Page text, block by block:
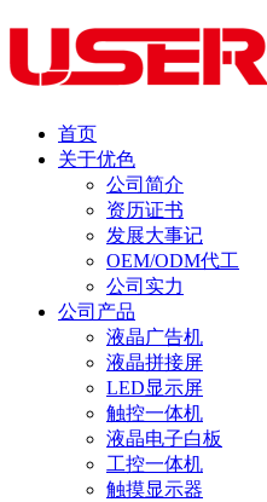
首页
关于优色
公司简介
资历证书
发展大事记
OEM/ODM代工
公司实力
公司产品
液晶广告机
液晶拼接屏
LED显示屏
触控一体机
液晶电子白板
工控一体机
触摸显示器